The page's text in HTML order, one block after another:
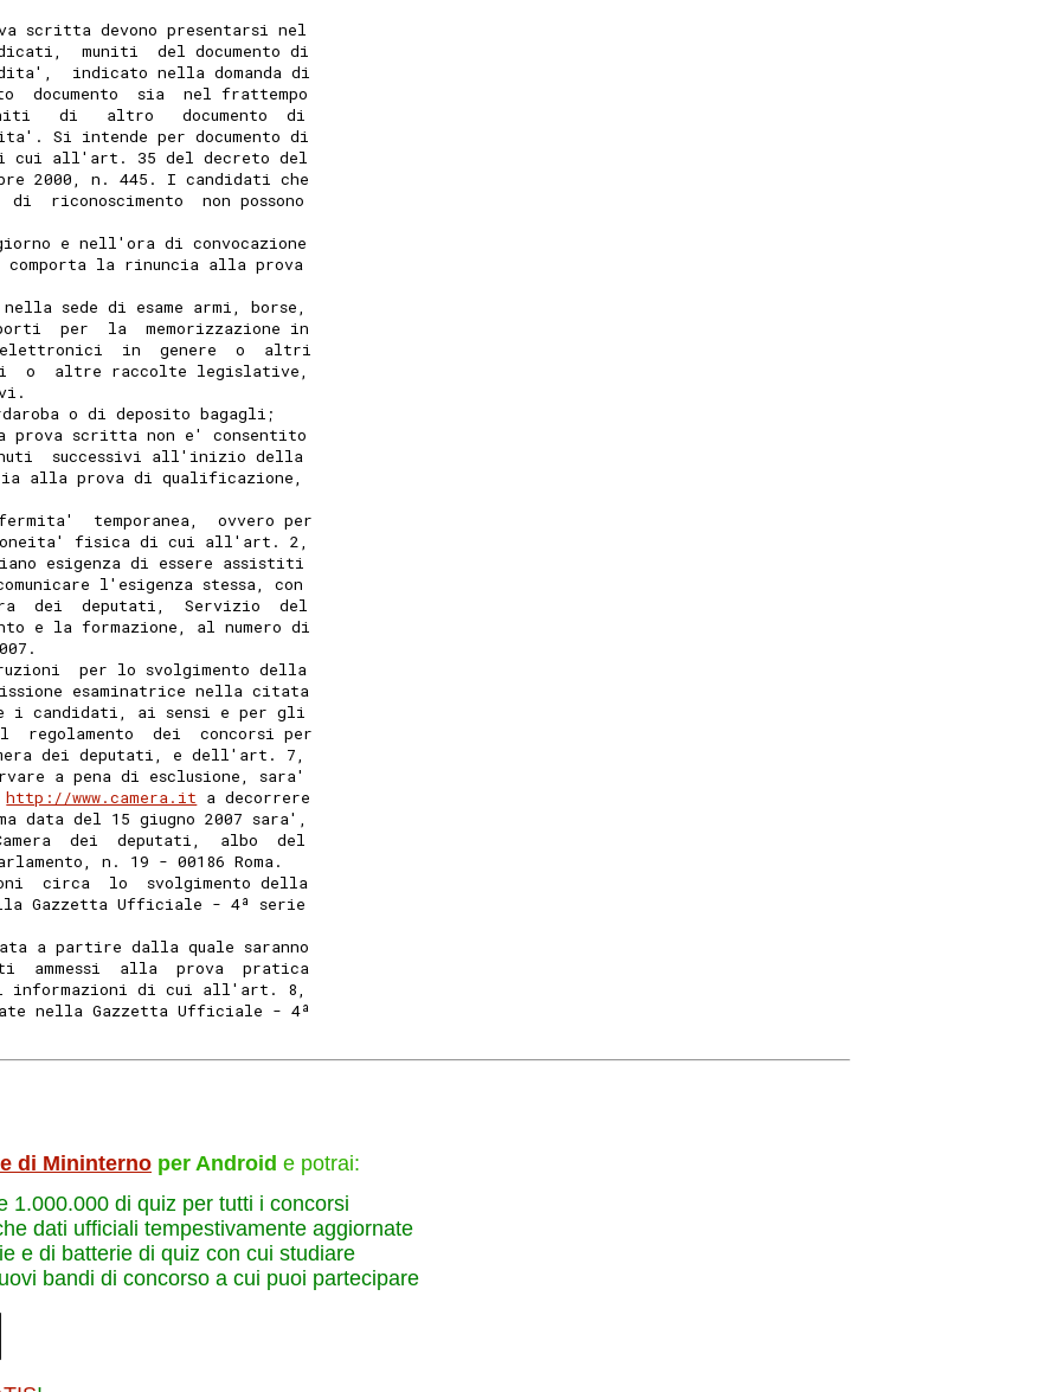
scritta devono presentarsi nel
muniti  del documento di
indicato nella domanda di
documento  sia  nel frattempo
di   altro   documento  di
Si intende per documento di
cui all'art. 35 del decreto del
2000, n. 445. I candidati che
riconoscimento  non possono
e nell'ora di convocazione
la rinuncia alla prova
sede di esame armi, borse,
per  la  memorizzazione in
elettronici  in  genere  o  altri
o  altre raccolte legislative,
o di deposito bagagli;
prova scritta non e' consentito
successivi all'inizio della
alla prova di qualificazione,
temporanea,  ovvero per
fisica di cui all'art. 2,
esigenza di essere assistiti
l'esigenza stessa, con
dei  deputati,  Servizio  del
e la formazione, al numero di
per lo svolgimento della
esaminatrice nella citata
i candidati, ai sensi e per gli
dei  concorsi per
dei deputati, e dell'art. 7,
a pena di esclusione, sara'
http://www.camera.it a decorrere
data del 15 giugno 2007 sara',
dei  deputati,  albo  del
n. 19 - 00186 Roma.
circa  lo  svolgimento della
Gazzetta Ufficiale - 4ª serie
a partire dalla quale saranno
ammessi  alla  prova  pratica
informazioni di cui all'art. 8,
nella Gazzetta Ufficiale - 4ª
di Mininterno per Android e potrai:
1.000.000 di quiz per tutti i concorsi
dati ufficiali tempestivamente aggiornate
e di batterie di quiz con cui studiare
bandi di concorso a cui puoi partecipare